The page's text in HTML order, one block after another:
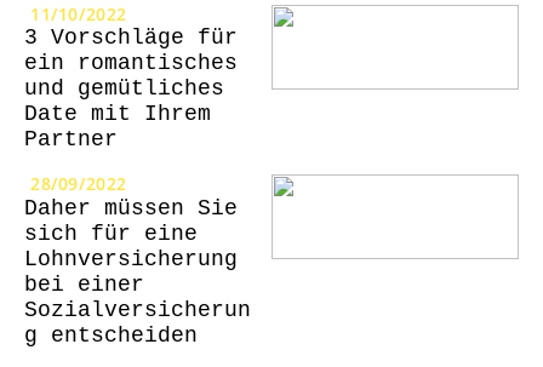
11/10/2022
3 Vorschläge für
ein romantisches
und gemütliches
Date mit Ihrem
Partner
28/09/2022
Daher müssen Sie
sich für eine
Lohnversicherung
bei einer
Sozialversicherun
g entscheiden